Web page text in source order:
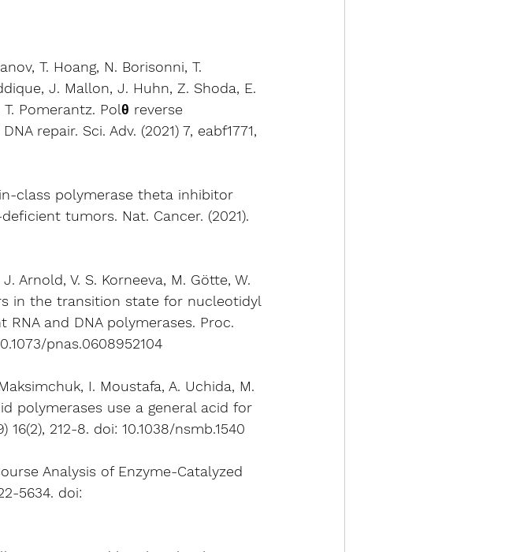
T. Hoang, N. Borisonni, T.
J. Mallon, J. Huhn, Z. Shoda, E.
T. Pomerantz. Polθ reverse
repair. Sci. Adv. (2021) 7, eabf1771,
class polymerase theta inhibitor
tumors. Nat. Cancer. (2021).
Arnold, V. S. Korneeva, M. Götte, W.
in the transition state for nucleotidyl
and DNA polymerases. Proc.
pnas.0608952104
I. Moustafa, A. Uchida, M.
polymerases use a general acid for
212-8. doi: 10.1038/nsmb.1540
Analysis of Enzyme-Catalyzed
5634. doi: